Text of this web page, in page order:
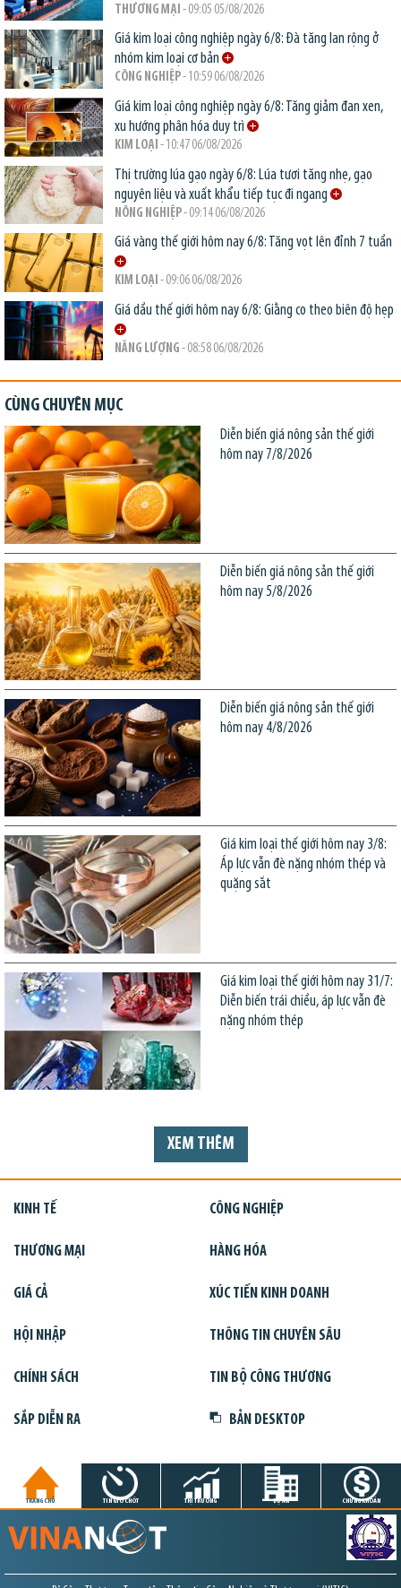
THƯƠNG MẠI - 09:05 05/08/2026
Giá kim loại công nghiệp ngày 6/8: Đà tăng lan rộng ở
nhóm kim loại cơ bản
CÔNG NGHIỆP- 10:59 06/08/2026
Giá kim loại công nghiệp ngày 6/8: Tăng giảm đan xen,
xu hướng phân hóa duy trì
KIM LOẠI - 10:47 06/08/2026
Thị trường lúa gạo ngày 6/8: Lúa tươi tăng nhẹ, gạo
nguyên liệu và xuất khẩu tiếp tục đi ngang
NÔNG NGHIỆP- 09:14 06/08/2026
Giá vàng thế giới hôm nay 6/8: Tăng vọt lên đỉnh 7 tuần
KIM LOẠI - 09:06 06/08/2026
Giá dầu thế giới hôm nay 6/8: Giằng co theo biên độ hẹp
NĂNG LƯỢNG - 08:58 06/08/2026
CÙNG CHUYÊN MỤC
Diễn biến giá nông sản thế giới
hôm nay 7/8/2026
Diễn biến giá nông sản thế giới
hôm nay 5/8/2026
Diễn biến giá nông sản thế giới
hôm nay 4/8/2026
Giá kim loại thế giới hôm nay 3/8:
Áp lực vẫn đè nặng nhóm thép và
quặng sắt
Giá kim loại thế giới hôm nay 31/7:
Diễn biến trái chiều, áp lực vẫn đè
nặng nhóm thép
XEM THÊM
KINH TẾ CÔNG NGHIỆP
THƯƠNG MẠI HÀNG HÓA
GIÁ CẢ XÚC TIẾN KINH DOANH
HỘI NHẬP THÔNG TIN CHUYÊN SÂU
CHÍNH SÁCH TIN BỘ CÔNG THƯƠNG
SẮP DIỄN RA BẢN DESKTOP
TRANG CHỦ TIN GIỜ CHÓT THỊ TRƯỜNG DỰ ÁN CHỨNG KHOÁN